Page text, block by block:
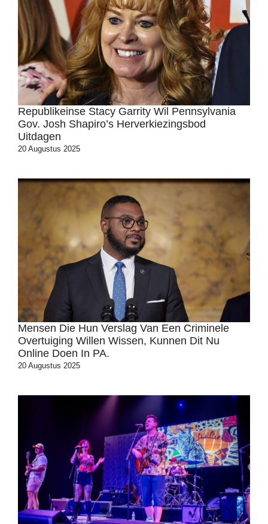
Republikeinse Stacy Garrity Wil Pennsylvania
Gov. Josh Shapiro’s Herverkiezingsbod
Uitdagen
20 Augustus 2025
Mensen Die Hun Verslag Van Een Criminele
Overtuiging Willen Wissen, Kunnen Dit Nu
Online Doen In PA.
20 Augustus 2025